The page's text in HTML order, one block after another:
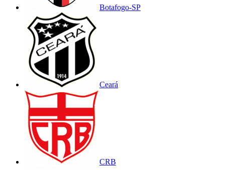
Botafogo-SP
Ceará
CRB